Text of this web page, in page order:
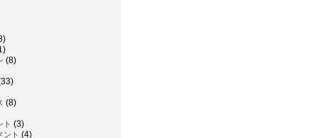
(8)
(8)
ト (3)
ント (4)